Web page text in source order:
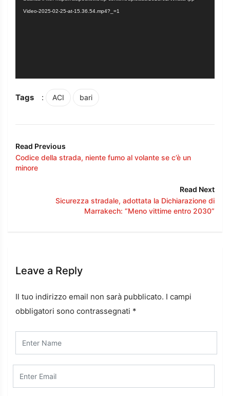
Video-2025-02-25-at-15.36.54.mp4?_=1
Tags : ACI bari
Read Previous
Codice della strada, niente fumo al volante se c’è un
minore
Read Next
Sicurezza stradale, adottata la Dichiarazione di
Marrakech: “Meno vittime entro 2030”
Leave a Reply
Il tuo indirizzo email non sarà pubblicato. I campi
obbligatori sono contrassegnati *